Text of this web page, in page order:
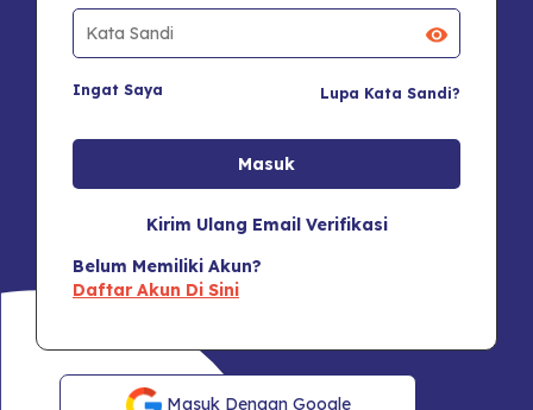
Ingat Saya Lupa Kata Sandi?
Kirim Ulang Email Verifikasi
Belum Memiliki Akun?
Daftar Akun Di Sini
Masuk Dengan Google